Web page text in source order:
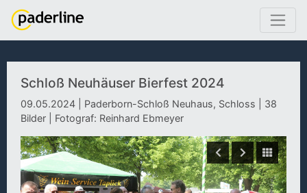
Schloß Neuhäuser Bierfest 2024
09.05.2024 | Paderborn-Schloß Neuhaus, Schloss | 38
Bilder | Fotograf: Reinhard Ebmeyer